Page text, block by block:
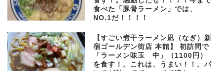
食べた「豚骨ラーメン」では、
NO.1だ！！！！
【すごい煮干ラーメン凪（なぎ）新
宿ゴールデン街店 本館】 初訪問で
「ラーメン味玉 中」（1100円）
を食す！。これは、うまい！！。パ